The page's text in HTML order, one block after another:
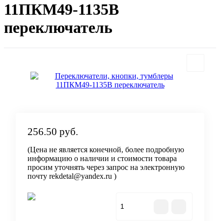
11ПКМ49-1135В
переключатель
256.50 руб.
(Цена не является конечной, более подробную
информацию о наличии и стоимости товара
просим уточнять через запрос на электронную
почту rekdetal@yandex.ru )